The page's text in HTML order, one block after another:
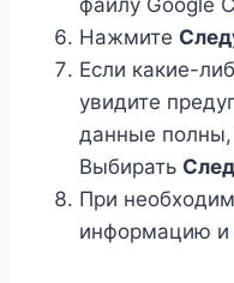
файлу Google
Нажмите
Если какие-
увидите
данные полны,
Выбирать
При
информацию и